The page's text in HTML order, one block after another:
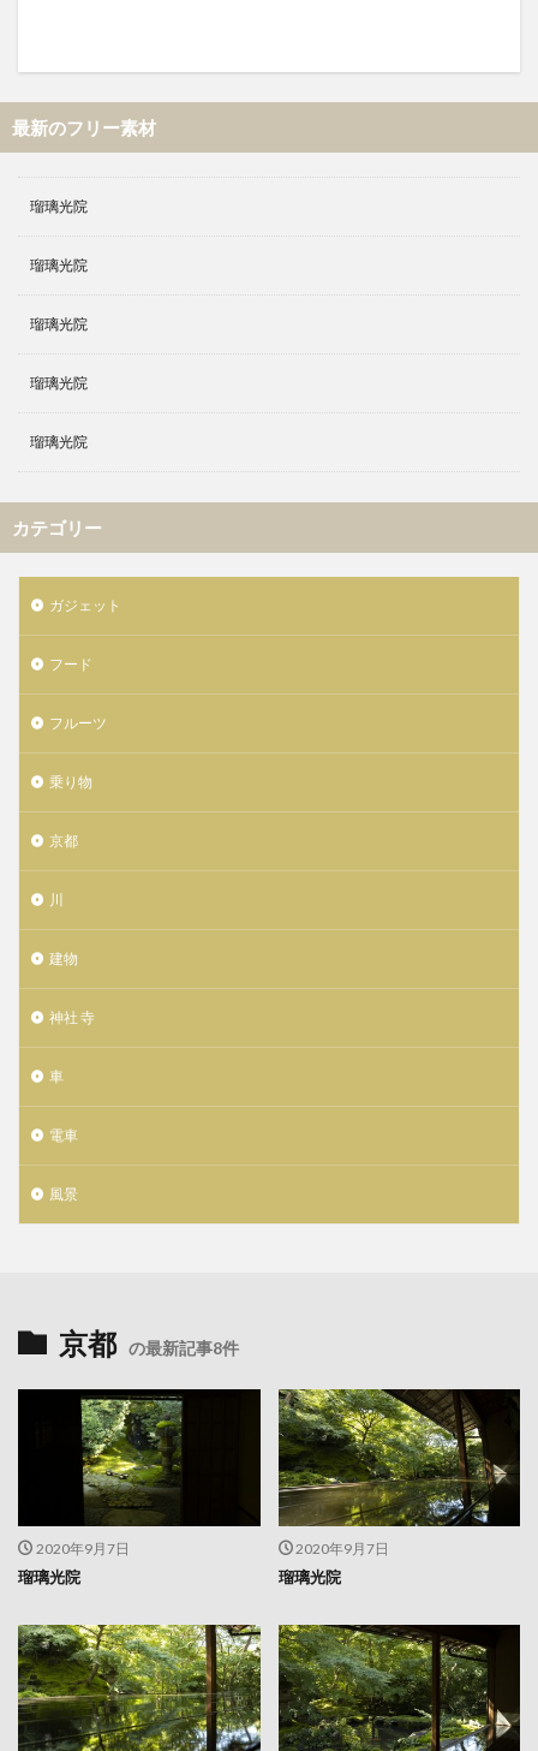
最新のフリー素材
瑠璃光院
瑠璃光院
瑠璃光院
瑠璃光院
瑠璃光院
カテゴリー
ガジェット
フード
フルーツ
乗り物
京都
川
建物
神社 寺
車
電車
風景
京都 の最新記事8件
2020年9月7日
瑠璃光院
2020年9月7日
瑠璃光院